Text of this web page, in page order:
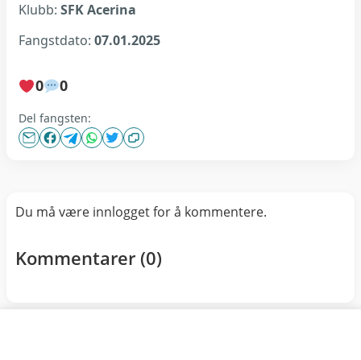
Klubb: SFK Acerina
Fangstdato: 07.01.2025
0 0
Del fangsten:
Du må være innlogget for å kommentere.
Kommentarer (0)